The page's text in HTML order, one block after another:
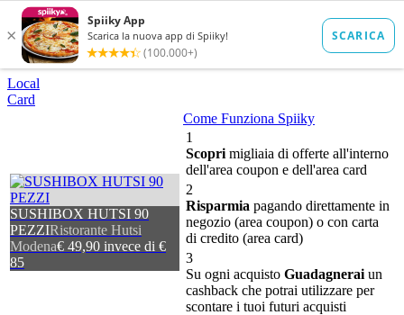
Local
Card
SUSHIBOX HUTSI 90
PEZZIRistorante Hutsi
Modena€ 49,90 invece di €
85
Come Funziona Spiiky
1
Scopri migliaia di offerte all'interno
dell'area coupon e dell'area card
2
Risparmia pagando direttamente in
negozio (area coupon) o con carta
di credito (area card)
3
Su ogni acquisto Guadagnerai un
cashback che potrai utilizzare per
scontare i tuoi futuri acquisti